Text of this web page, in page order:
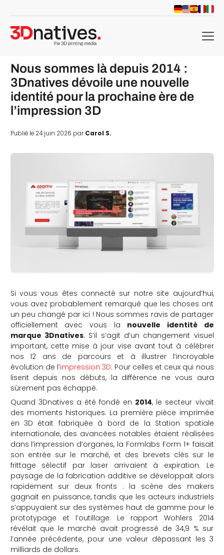
menu
Nous sommes là depuis 2014 :
3Dnatives dévoile une nouvelle
identité pour la prochaine ère de
l’impression 3D
Publié le 24 juin 2026 parCarol S.
Si vous vous êtes connecté sur notre site aujourd’hui,
vous avez probablement remarqué que les choses ont
un peu changé par ici ! Nous sommes ravis de partager
officiellement avec vous la nouvelle identité de
marque 3Dnatives. S’il s’agit d’un changement visuel
important, cette mise à jour vise avant tout à célébrer
nos 12 ans de parcours et à illustrer l’incroyable
évolution de l’impression 3D. Pour celles et ceux qui nous
lisent depuis nos débuts, la différence ne vous aura
sûrement pas échappé.
Quand 3Dnatives a été fondé en 2014, le secteur vivait
des moments historiques. La première pièce imprimée
en 3D était fabriquée à bord de la Station spatiale
internationale, des avancées notables étaient réalisées
dans l’impression d’organes, la Formlabs Form 1+ faisait
son entrée sur le marché, et des brevets clés sur le
frittage sélectif par laser arrivaient à expiration. Le
paysage de la fabrication additive se développait alors
rapidement sur deux fronts : la scène des makers
gagnait en puissance, tandis que les acteurs industriels
s’appuyaient sur des systèmes haut de gamme pour le
prototypage et l’outillage. Le rapport Wohlers 2014
révélait que le marché avait progressé de 34,9 % sur
l’année précédente, pour une valeur dépassant les 3
milliards de dollars.